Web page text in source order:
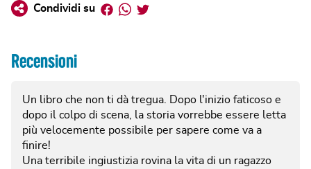
Condividi su Facebook
Whatsapp
Twitter
Recensioni
Un libro che non ti dà tregua. Dopo l'inizio faticoso e
dopo il colpo di scena, la storia vorrebbe essere letta
più velocemente possibile per sapere come va a
finire!
Una terribile ingiustizia rovina la vita di un ragazzo